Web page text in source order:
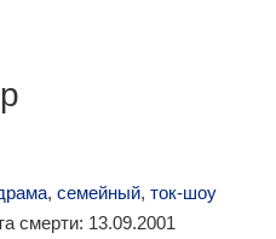
, семейный, ток-шоу
смерти: 13.09.2001